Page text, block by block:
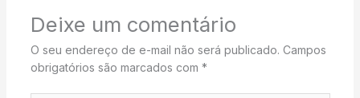
Deixe um comentário
O seu endereço de e-mail não será publicado. Campos
obrigatórios são marcados com *